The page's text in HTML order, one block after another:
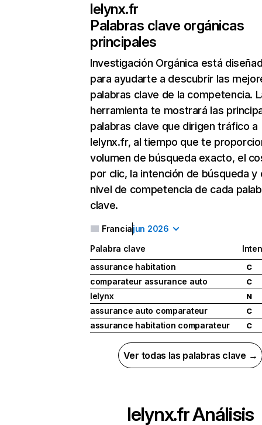
lelynx.fr
Palabras clave orgánicas
principales
Investigación Orgánica está
para ayudarte a descubrir las
palabras clave de la competencia.
herramienta te mostrará las
palabras clave que dirigen tráfico a
lelynx.fr, al tiempo que te
volumen de búsqueda exacto, el
por clic, la intención de búsqueda y
nivel de competencia de cada
clave.
Franciajun 2026
Palabra clave
assurance habitation
C
comparateur assurance auto C
lelynx N
assurance auto comparateur C
assurance habitation comparateur C
Ver todas las palabras clave →
lelynx.frAnálisis